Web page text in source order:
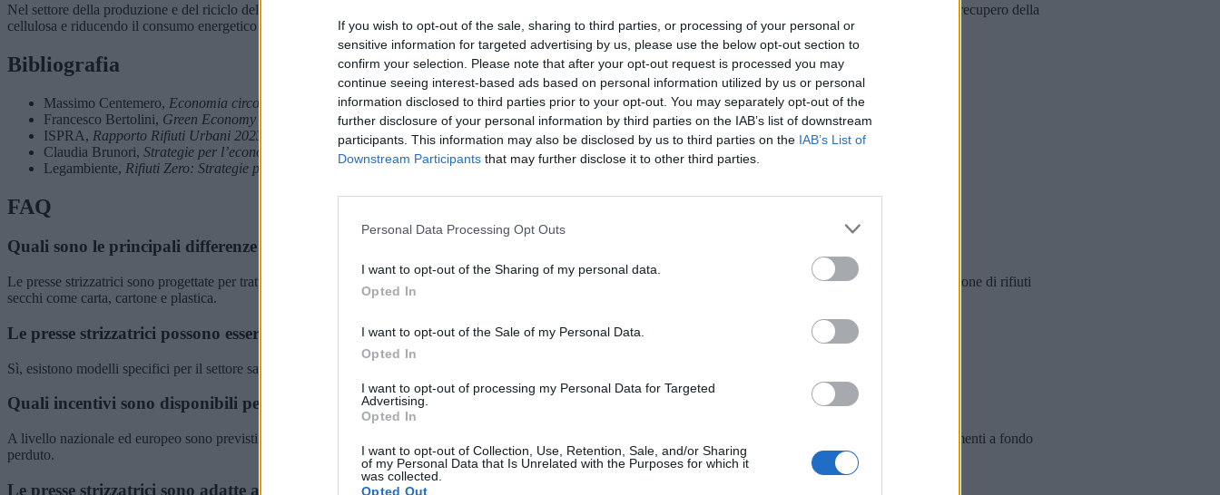
If you wish to opt-out of the sale, sharing to third parties, or processing of your personal or
sensitive information for targeted advertising by us, please use the below opt-out section to
confirm your selection. Please note that after your opt-out request is processed you may
continue seeing interest-based ads based on personal information utilized by us or personal
information disclosed to third parties prior to your opt-out. You may separately opt-out of the
further disclosure of your personal information by third parties on the IAB’s list of downstream
participants. This information may also be disclosed by us to third parties on the IAB’s List of
Downstream Participants that may further disclose it to other third parties.
Personal Data Processing Opt Outs
I want to opt-out of the Sharing of my personal data.
Opted In
I want to opt-out of the Sale of my Personal Data.
Opted In
I want to opt-out of processing my Personal Data for Targeted
Advertising.
Opted In
I want to opt-out of Collection, Use, Retention, Sale, and/or Sharing
of my Personal Data that Is Unrelated with the Purposes for which it
was collected.
Opted Out
Nel settore della produzione e del riciclo della carta, le presse strizzatrici vengono impiegate per rimuovere l'acqua in eccesso dai materiali, migliorando l'efficienza del recupero della
cellulosa e riducendo il consumo energetico nei processi di lavorazione.
Bibliografia
Massimo Centemero, Economia circolare e gestione dei rifiuti, Edizioni Ambiente, 2021
Francesco Bertolini, Green Economy e sviluppo sostenibile, Il Mulino, 2019
ISPRA, Rapporto Rifiuti Urbani 2023
, ISPRA Edizioni, 2023
Claudia Brunori, Strategie per l’economia circolare in Italia
, Franco Angeli, 2020
Legambiente, Rifiuti Zero: Strategie per un futuro sostenibile, Edizioni Ambiente, 2022
FAQ
Quali sono le principali differenze tra una pressa strizzatrice e una pressa tradizionale?
Le presse strizzatrici sono progettate per trattare materiali umidi e separare la parte liquida da quella solida, mentre le presse tradizionali sono utilizzate per la compattazione di rifiuti
secchi come carta, cartone e plastica.
Le presse strizzatrici possono essere utilizzate per il trattamento dei rifiuti ospedalieri?
Sì, esistono modelli specifici per il settore sanitario che permettono di ridurre il volume dei rifiuti ospedalieri, migliorando la sicurezza nella gestione e smaltimento.
Quali incentivi sono disponibili per l’acquisto di una pressa strizzatrice in Italia?
A livello nazionale ed europeo sono previsti incentivi per le aziende che investono in tecnologie per la gestione sostenibile dei rifiuti, come crediti d’imposta e finanziamenti a fondo
perduto.
Le presse strizzatrici sono adatte anche per piccole imprese?